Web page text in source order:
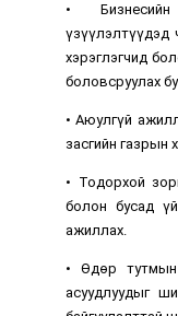
•
үзүүлэлтүүдэд
хэрэглэгчид
боловсруулах
• Аюулгүй
засгийн газрын
• Тодорхой
болон бусад
ажиллах.
• Өдөр
асуудлуудыг